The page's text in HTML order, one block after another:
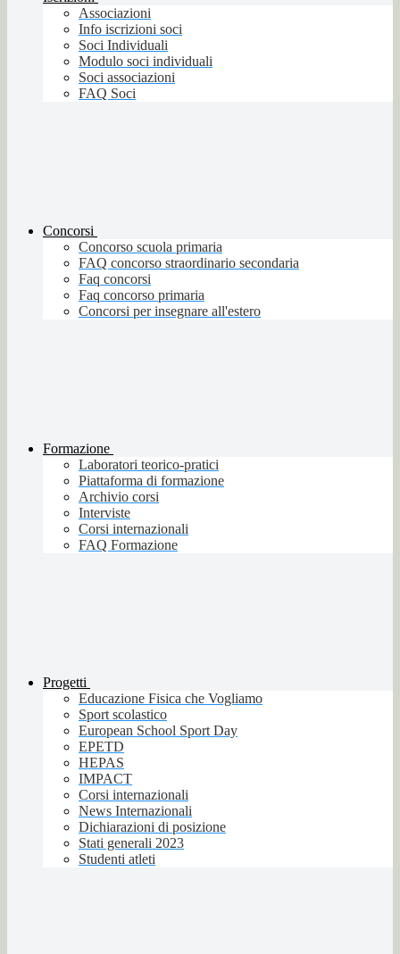
Associazioni
Info iscrizioni soci
Soci Individuali
Modulo soci individuali
Soci associazioni
FAQ Soci
Concorsi
Concorso scuola primaria
FAQ concorso straordinario secondaria
Faq concorsi
Faq concorso primaria
Concorsi per insegnare all'estero
Formazione
Laboratori teorico-pratici
Piattaforma di formazione
Archivio corsi
Interviste
Corsi internazionali
FAQ Formazione
Progetti
Educazione Fisica che Vogliamo
Sport scolastico
European School Sport Day
EPETD
HEPAS
IMPACT
Corsi internazionali
News Internazionali
Dichiarazioni di posizione
Stati generali 2023
Studenti atleti